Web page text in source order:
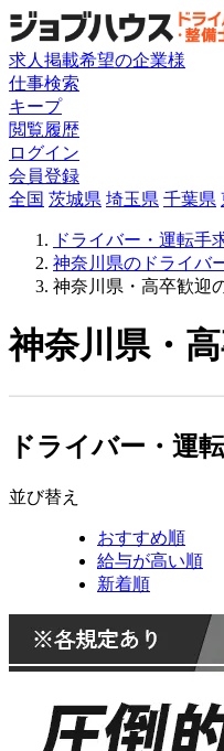
求人掲載希望の企業様
仕事検索
キープ
閲覧履歴
ログイン
会員登録
全国 茨城県 埼玉県 千葉県
ドライバー・運転手
神奈川県のドライバ
神奈川県・高卒歓迎
神奈川県・
ドライバー・運
並び替え
おすすめ順
給与が高い順
新着順